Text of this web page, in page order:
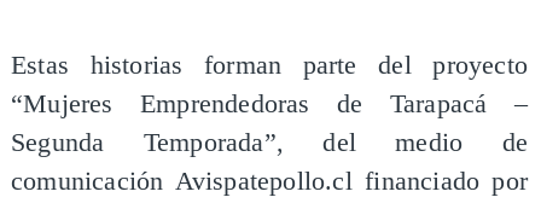
Estas historias forman parte del proyecto
“Mujeres Emprendedoras de Tarapacá –
Segunda Temporada”, del medio de
comunicación Avispatepollo.cl financiado por